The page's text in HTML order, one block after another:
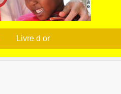
Livre d or